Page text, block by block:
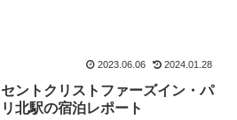
2023.06.06 2024.01.28
セントクリストファーズイン・パ
リ北駅の宿泊レポート